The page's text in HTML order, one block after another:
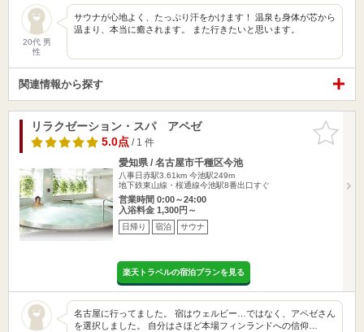
20代 男
性
サウナが心地よく、たっぷり汗をかけます！ 温泉も身体が芯から
温まり、本当に癒されます。 また行きたいと思います。
関連情報から探す
お気に入
りに追加
リラクゼーション・スパ アペゼ
5.0点/ 1 件
愛知県 / 名古屋市千種区今池
八事日赤駅3.61km 今池駅249m
地下鉄東山線・桜通線今池駅8番出口すぐ
営業時間 0:00～24:00
入浴料金 1,300円～
日帰り 宿泊 サウナ
楽天トラベルの宿泊プランを見る
名古屋に行ってました。 宿はウェルビー…ではなく、アペゼさん
を選択しました。 自分はさほど本場フィンランドへの信仰…